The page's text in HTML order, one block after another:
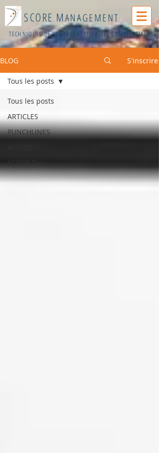
SCORE MANAGEMENT
TECHNIQUES DE VENTE | EFFICACITÉ COMMERCIALE
BLOG S'inscrire
Tous les posts
ARTICLES
PUNCHLINES
Tous les posts